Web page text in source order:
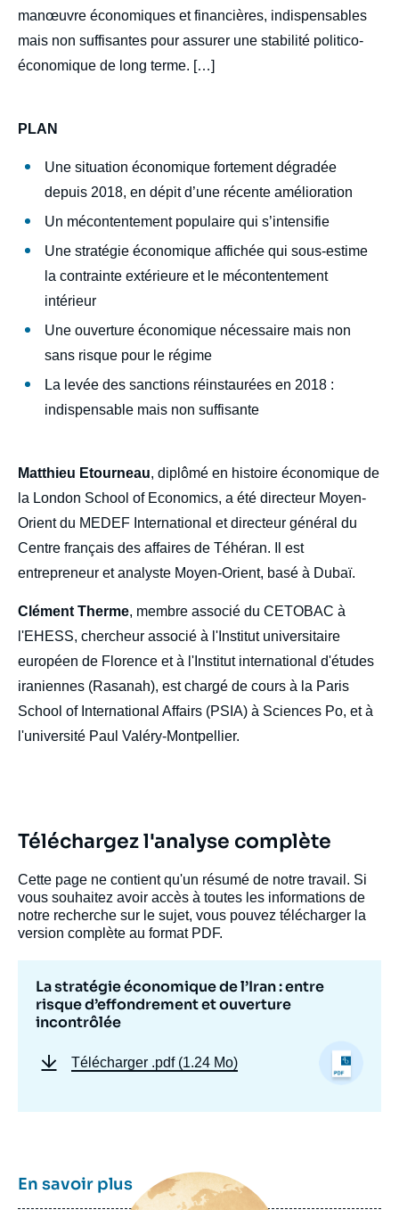
manœuvre économiques et financières, indispensables
mais non suffisantes pour assurer une stabilité politico-
économique de long terme. […]
PLAN
Une situation économique fortement dégradée
depuis 2018, en dépit d’une récente amélioration
Un mécontentement populaire qui s’intensifie
Une stratégie économique affichée qui sous-estime
la contrainte extérieure et le mécontentement
intérieur
Une ouverture économique nécessaire mais non
sans risque pour le régime
La levée des sanctions réinstaurées en 2018 :
indispensable mais non suffisante
Matthieu Etourneau, diplômé en histoire économique de
la London School of Economics, a été directeur Moyen-
Orient du MEDEF International et directeur général du
Centre français des affaires de Téhéran. Il est
entrepreneur et analyste Moyen-Orient, basé à Dubaï.
Clément Therme, membre associé du CETOBAC à
l'EHESS, chercheur associé à l'Institut universitaire
européen de Florence et à l'Institut international d'études
iraniennes (Rasanah), est chargé de cours à la Paris
School of International Affairs (PSIA) à Sciences Po, et à
l'université Paul Valéry-Montpellier.
Téléchargez l'analyse complète
Cette page ne contient qu'un résumé de notre travail. Si
vous souhaitez avoir accès à toutes les informations de
notre recherche sur le sujet, vous pouvez télécharger la
version complète au format PDF.
La stratégie économique de l’Iran : entre
risque d’effondrement et ouverture
incontrôlée
Télécharger .pdf (1.24 Mo)
En savoir plusImage
principale
Image
de
couverture
de
la
publication
Matthieu ETOURNEAU, Clément THERME,
« La stratégie économique de l’Iran : entre
risque d’effondrement et ouverture
Ifri, 20 mars 2022.